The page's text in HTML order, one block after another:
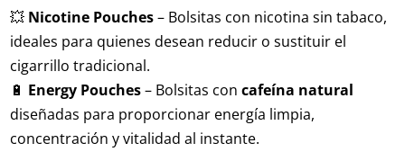
💥 Nicotine Pouches– Bolsitas con nicotina sin tabaco,
ideales para quienes desean reducir o sustituir el
cigarrillo tradicional.
🔋 Energy Pouches– Bolsitas con cafeína natural
diseñadas para proporcionar energía limpia,
concentración y vitalidad al instante.